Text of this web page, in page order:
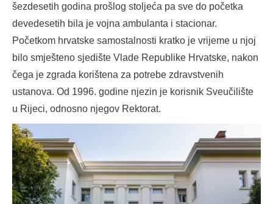
šezdesetih godina prošlog stoljeća pa sve do početka
devedesetih bila je vojna ambulanta i stacionar.
Početkom hrvatske samostalnosti kratko je vrijeme u njoj
bilo smješteno sjedište Vlade Republike Hrvatske, nakon
čega je zgrada korištena za potrebe zdravstvenih
ustanova. Od 1996. godine njezin je korisnik Sveučilište
u Rijeci, odnosno njegov Rektorat.